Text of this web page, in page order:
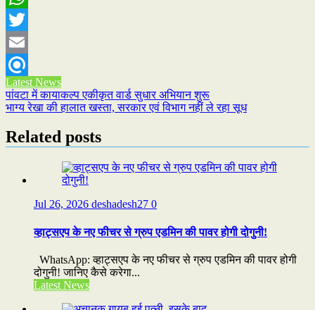
WhatsApp
Twitter
Email
Refind
Latest News
Post
navigation
पांवटा में कायाकल्प एकीकृत वार्ड सुधार अभियान शुरू
भाग्य रेखा की हालात खस्ता, सरकार एवं विभाग नहीं ले रहा सूध
Related posts
Jul 26, 2026 deshadesh27 0
व्हाट्सएप के नए फीचर से ग्रुप एडमिन की पावर होगी दोगुनी!
WhatsApp: व्हाट्सएप के नए फीचर से ग्रुप एडमिन की पावर होगी
दोगुनी! जानिए कैसे करेगा...
Latest News